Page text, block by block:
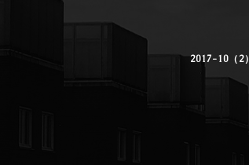
2017-10（2）